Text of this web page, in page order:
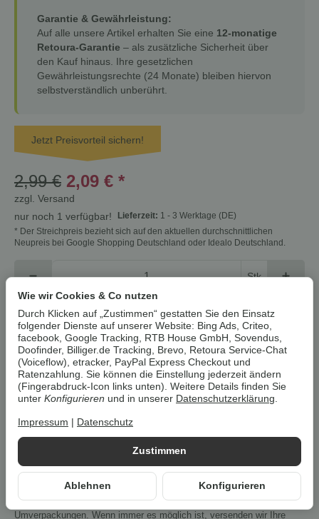
Garantie & Gewährleistung:
Auf alle unsere Artikel erhalten Sie eine 12-monatige
Retoura-Garantie – als zusätzliche Sicherheit über
den Kauf hinaus. Ihre gesetzlichen
Gewährleistungsrechte (24 Monate) bleiben hiervon
selbstverständlich unberührt.
Jetzt Preisvorteil sichern!
2,99 € 2,09 € *
zzgl. Versand
nur noch 1 verfügbar!
Lieferzeit: 1 - 3 Werktage (DE)
* Der Streichpreis bezieht sich auf den aktuellen durchschnittlichen
Neupreis bei Google Shopping Deutschland oder Idealo Deutschland.
Stk
In den Warenkorb
Cookies erlauben
Artikelnummer: 4052916938775Z1
100397809002
Kategorie: Pflanzen & Pflanzenschutz
Beschreibung
Um dieUmwelt zu schonen, vermeiden wir aufwendige
Umverpackungen. Wenn immer es möglich ist, versenden wir Ihre
Zustimmen
Ablehnen Konfigurieren
Wie wir Cookies & Co nutzen
Durch Klicken auf „Zustimmen“ gestatten Sie den Einsatz
folgender Dienste auf unserer Website: Bing Ads, Criteo,
facebook, Google Tracking, RTB House GmbH, Sovendus,
Doofinder, Billiger.de Tracking, Brevo, Retoura Service-Chat
(Voiceflow), etracker, PayPal Express Checkout und
Ratenzahlung. Sie können die Einstellung jederzeit ändern
(Fingerabdruck-Icon links unten). Weitere Details finden Sie
unter Konfigurieren und in unserer Datenschutzerklärung.
Impressum Datenschutz